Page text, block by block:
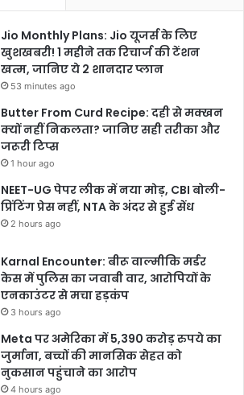
Jio Monthly Plans: Jio यूजर्स के लिए
खुशखबरी! 1 महीने तक रिचार्ज की टेंशन
खत्म, जानिए ये 2 शानदार प्लान
53 minutes ago
Butter From Curd Recipe: दही से मक्खन
क्यों नहीं निकलता? जानिए सही तरीका और
जरूरी टिप्स
1 hour ago
NEET-UG पेपर लीक में नया मोड़, CBI बोली-
प्रिंटिंग प्रेस नहीं, NTA के अंदर से हुई सेंध
2 hours ago
Karnal Encounter: बीरू वाल्मीकि मर्डर
केस में पुलिस का जवाबी वार, आरोपियों के
एनकाउंटर से मचा हड़कंप
3 hours ago
Meta पर अमेरिका में 5,390 करोड़ रुपये का
जुर्माना, बच्चों की मानसिक सेहत को
नुकसान पहुंचाने का आरोप
4 hours ago